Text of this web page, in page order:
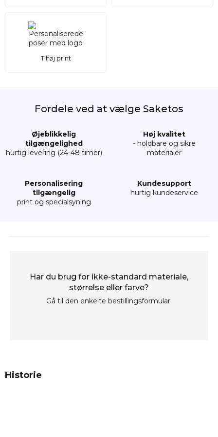
Tilføj print
Fordele ved at vælge Saketos
Øjeblikkelig
tilgængelighed
hurtig levering (24-48 timer)
Høj kvalitet
- holdbare og sikre
materialer
Personalisering
tilgængelig
print og specialsyning
Kundesupport
hurtig kundeservice
Har du brug for ikke-standard materiale,
størrelse eller farve?
Gå til den enkelte bestillingsformular.
Historie